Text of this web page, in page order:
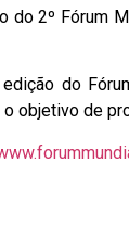
do 2º Fórum
do
objetivo de